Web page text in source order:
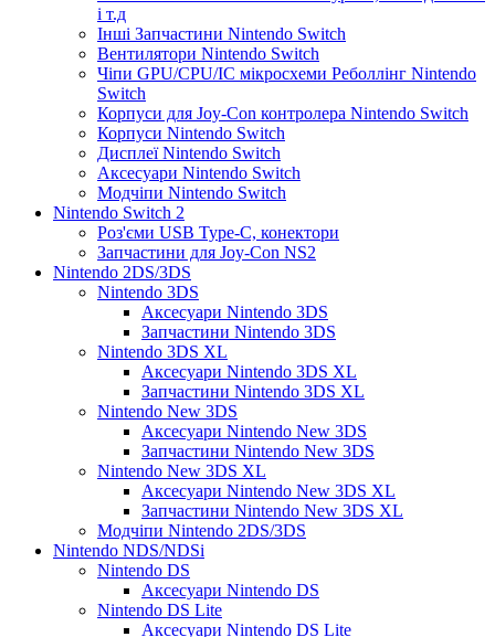
і т.д
Інші Запчастини Nintendo Switch
Вентилятори Nintendo Switch
Чіпи GPU/CPU/IC мікросхеми Реболлінг Nintendo
Switch
Корпуси для Joy-Con контролера Nintendo Switch
Корпуси Nintendo Switch
Дисплеї Nintendo Switch
Аксесуари Nintendo Switch
Модчіпи Nintendo Switch
Nintendo Switch 2
Роз'єми USB Type-C, конектори
Запчастини для Joy-Con NS2
Nintendo 2DS/3DS
Nintendo 3DS
Аксесуари Nintendo 3DS
Запчастини Nintendo 3DS
Nintendo 3DS XL
Аксесуари Nintendo 3DS XL
Запчастини Nintendo 3DS XL
Nintendo New 3DS
Аксесуари Nintendo New 3DS
Запчастини Nintendo New 3DS
Nintendo New 3DS XL
Аксесуари Nintendo New 3DS XL
Запчастини Nintendo New 3DS XL
Модчіпи Nintendo 2DS/3DS
Nintendo NDS/NDSi
Nintendo DS
Аксесуари Nintendo DS
Nintendo DS Lite
Аксесуари Nintendo DS Lite